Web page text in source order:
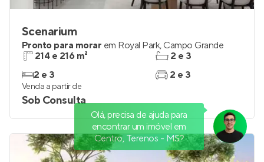
Scenarium
Pronto para morar em Royal Park, Campo Grande
214 e 216 m²
2 e 3
2 e 3
2 e 3
Venda a partir de
Sob Consulta
Olá, precisa de ajuda para
encontrar um imóvel em
Centro, Terenos - MS?